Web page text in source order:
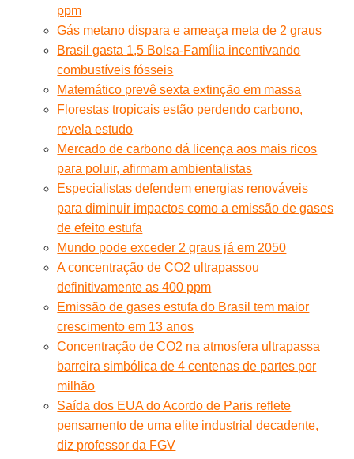
ppm
Gás metano dispara e ameaça meta de 2 graus
Brasil gasta 1,5 Bolsa-Família incentivando
combustíveis fósseis
Matemático prevê sexta extinção em massa
Florestas tropicais estão perdendo carbono,
revela estudo
Mercado de carbono dá licença aos mais ricos
para poluir, afirmam ambientalistas
Especialistas defendem energias renováveis
para diminuir impactos como a emissão de gases
de efeito estufa
Mundo pode exceder 2 graus já em 2050
A concentração de CO2 ultrapassou
definitivamente as 400 ppm
Emissão de gases estufa do Brasil tem maior
crescimento em 13 anos
Concentração de CO2 na atmosfera ultrapassa
barreira simbólica de 4 centenas de partes por
milhão
Saída dos EUA do Acordo de Paris reflete
pensamento de uma elite industrial decadente,
diz professor da FGV